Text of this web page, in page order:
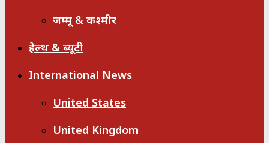
जम्मू & कश्मीर
हेल्थ & ब्यूटी
International News
United States
United Kingdom